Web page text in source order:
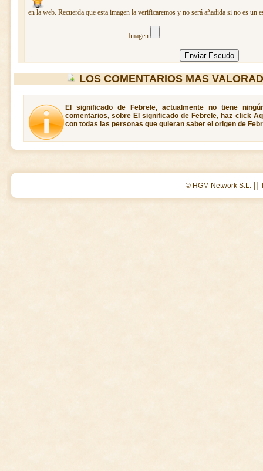
en la web. Recuerda que esta imagen la verificaremos y no será añadida si no es un
Imagen:
LOS COMENTARIOS MAS
El significado de Febrele, actualmente no tiene
comentarios, sobre El significado de Febrele, haz click
con todas las personas que quieran saber el origen de
© HGM Network S.L. ||